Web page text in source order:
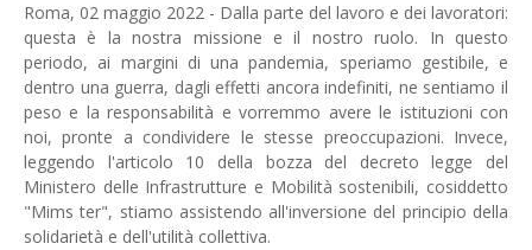
Roma, 02 maggio 2022 - Dalla parte del lavoro e dei lavoratori:
questa è la nostra missione e il nostro ruolo. In questo
periodo, ai margini di una pandemia, speriamo gestibile, e
dentro una guerra, dagli effetti ancora indefiniti, ne sentiamo il
peso e la responsabilità e vorremmo avere le istituzioni con
noi, pronte a condividere le stesse preoccupazioni. Invece,
leggendo l'articolo 10 della bozza del decreto legge del
Ministero delle Infrastrutture e Mobilità sostenibili, cosiddetto
"Mims ter", stiamo assistendo all'inversione del principio della
solidarietà e dell'utilità collettiva.